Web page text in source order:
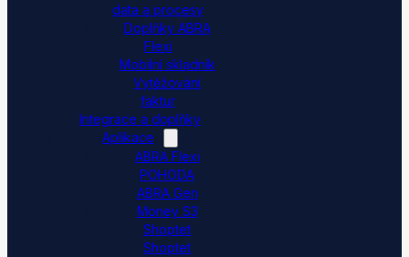
data a procesy
Doplňky ABRA
Flexi
Mobilní skladník
Vytěžování
faktur
Integrace a doplňky
Aplikace
ABRA Flexi
POHODA
ABRA Gen
Money S3
Shoptet
Shoptet